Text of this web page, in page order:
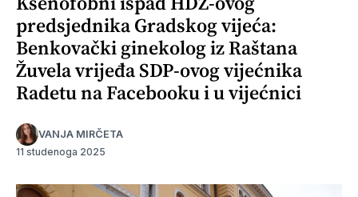
predsjednika Gradskog vijeća:
Benkovački ginekolog iz Raštana
Žuvela vrijeđa SDP-ovog vijećnika
Radetu na Facebooku i u vijećnici
VANJA MIRČETA
11 studenoga 2025